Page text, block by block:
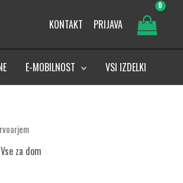
KONTAKT PRIJAVA
E-MOBILNOST VSI IZDELKI
Vse za dom